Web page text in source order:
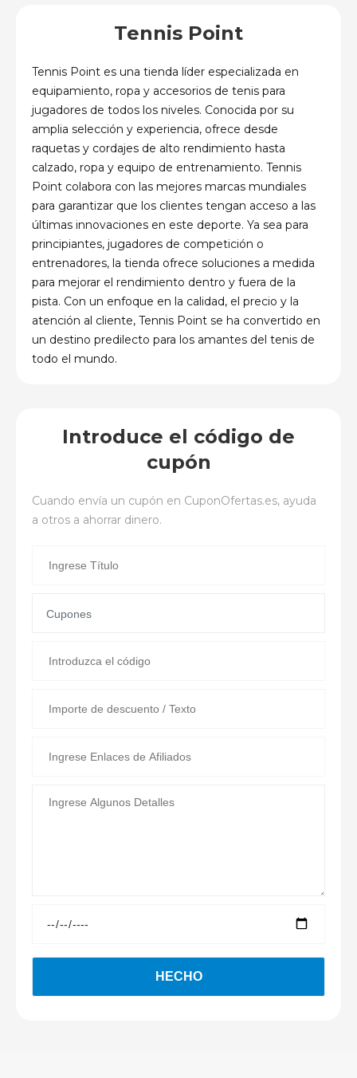
Tennis Point
Tennis Point es una tienda líder especializada en
equipamiento, ropa y accesorios de tenis para
jugadores de todos los niveles. Conocida por su
amplia selección y experiencia, ofrece desde
raquetas y cordajes de alto rendimiento hasta
calzado, ropa y equipo de entrenamiento. Tennis
Point colabora con las mejores marcas mundiales
para garantizar que los clientes tengan acceso a las
últimas innovaciones en este deporte. Ya sea para
principiantes, jugadores de competición o
entrenadores, la tienda ofrece soluciones a medida
para mejorar el rendimiento dentro y fuera de la
pista. Con un enfoque en la calidad, el precio y la
atención al cliente, Tennis Point se ha convertido en
un destino predilecto para los amantes del tenis de
todo el mundo.
Introduce el código de
cupón
Cuando envía un cupón en CuponOfertas.es, ayuda
a otros a ahorrar dinero.